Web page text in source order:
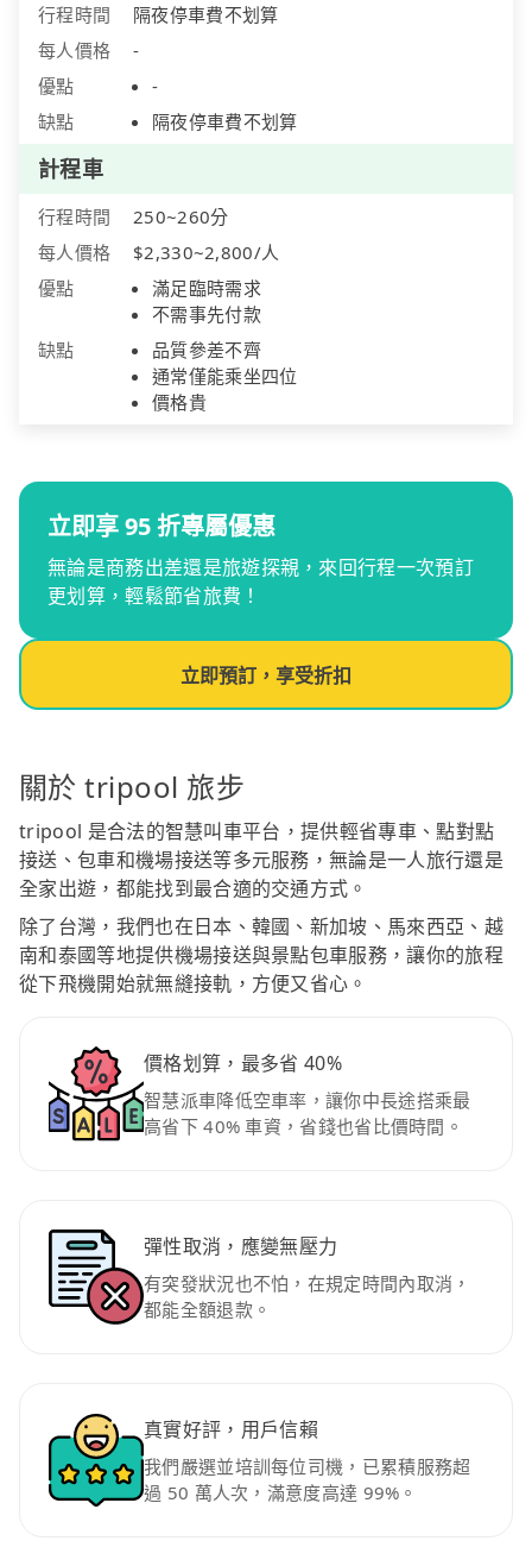
行程時間
隔夜停車費不划算
每人價格
-
優點
-
缺點
隔夜停車費不划算
計程車
行程時間
250~260分
每人價格
$2,330~2,800/人
優點
滿足臨時需求
不需事先付款
缺點
品質參差不齊
通常僅能乘坐四位
價格貴
立即享 95 折專屬優惠
無論是商務出差還是旅遊探親，來回行程一次預訂
更划算，輕鬆節省旅費！
立即預訂，享受折扣
關於 tripool 旅步
tripool 是合法的智慧叫車平台，提供輕省專車、點對點
接送、包車和機場接送等多元服務，無論是一人旅行還是
全家出遊，都能找到最合適的交通方式。
除了台灣，我們也在日本、韓國、新加坡、馬來西亞、越
南和泰國等地提供機場接送與景點包車服務，讓你的旅程
從下飛機開始就無縫接軌，方便又省心。
價格划算，最多省 40%
智慧派車降低空車率，讓你中長途搭乘最
高省下 40% 車資，省錢也省比價時間。
彈性取消，應變無壓力
有突發狀況也不怕，在規定時間內取消，
都能全額退款。
真實好評，用戶信賴
我們嚴選並培訓每位司機，已累積服務超
過 50 萬人次，滿意度高達 99%。